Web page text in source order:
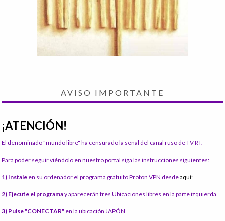
AVISO IMPORTANTE
¡ATENCIÓN!
El denominado "mundo libre" ha censurado la señal del canal ruso de TV RT.
Para poder seguir viéndolo en nuestro portal siga las instrucciones siguientes:
1) Instale en su ordenador el programa gratuito Proton VPN desdeaquí:
2) Ejecute el programay aparecerán tres Ubicaciones libres en la parte izquierda
3) Pulse "CONECTAR" en la ubicación JAPÓN